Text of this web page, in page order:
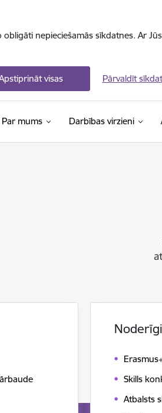
nepieciešamās sīkdatnes. Ar
visas Pārvaldīt
Par mums Darbības virzieni
Noderīgi
Skills
Atbalsts